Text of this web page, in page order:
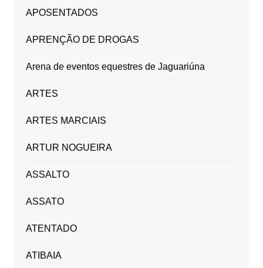
APOSENTADOS
APRENÇÃO DE DROGAS
Arena de eventos equestres de Jaguariúna
ARTES
ARTES MARCIAIS
ARTUR NOGUEIRA
ASSALTO
ASSATO
ATENTADO
ATIBAIA